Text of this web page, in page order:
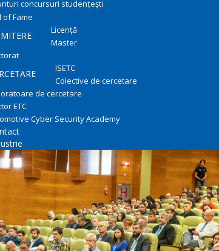
concursuri studențești
of Fame
Licență
Master
ISETC
Colective de cercetare
de cercetare
ETC
Cyber Security Academy